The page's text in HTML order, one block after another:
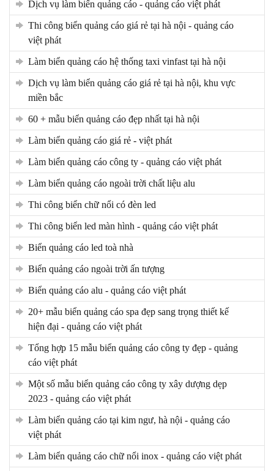
dịch vụ làm biển quảng cáo - quảng cáo việt phát
thi công biển quảng cáo giá rẻ tại hà nội - quảng cáo
việt phát
làm biển quảng cáo hệ thống taxi vinfast tại hà nội
dịch vụ làm biển quảng cáo giá rẻ tại hà nội, khu vực
miền bắc
60 + mẫu biển quảng cáo đẹp nhất tại hà nội
làm biển quảng cáo giá rẻ - việt phát
làm biển quảng cáo công ty - quảng cáo việt phát
làm biển quảng cáo ngoài trời chất liệu alu
thi công biển chữ nổi có đèn led
thi công biển led màn hình - quảng cáo việt phát
biển quảng cáo led toà nhà
biển quảng cáo ngoài trời ấn tượng
biển quảng cáo alu - quảng cáo việt phát
20+ mẫu biển quảng cáo spa đẹp sang trọng thiết kế
hiện đại - quảng cáo việt phát
tổng hợp 15 mẫu biển quảng cáo công ty đẹp - quảng
cáo việt phát
một số mẫu biển quảng cáo công ty xây dượng dẹp
2023 - quảng cáo việt phát
làm biển quảng cáo tại kim ngư, hà nội - quảng cáo
việt phát
làm biển quảng cáo chữ nổi inox - quảng cáo việt phát